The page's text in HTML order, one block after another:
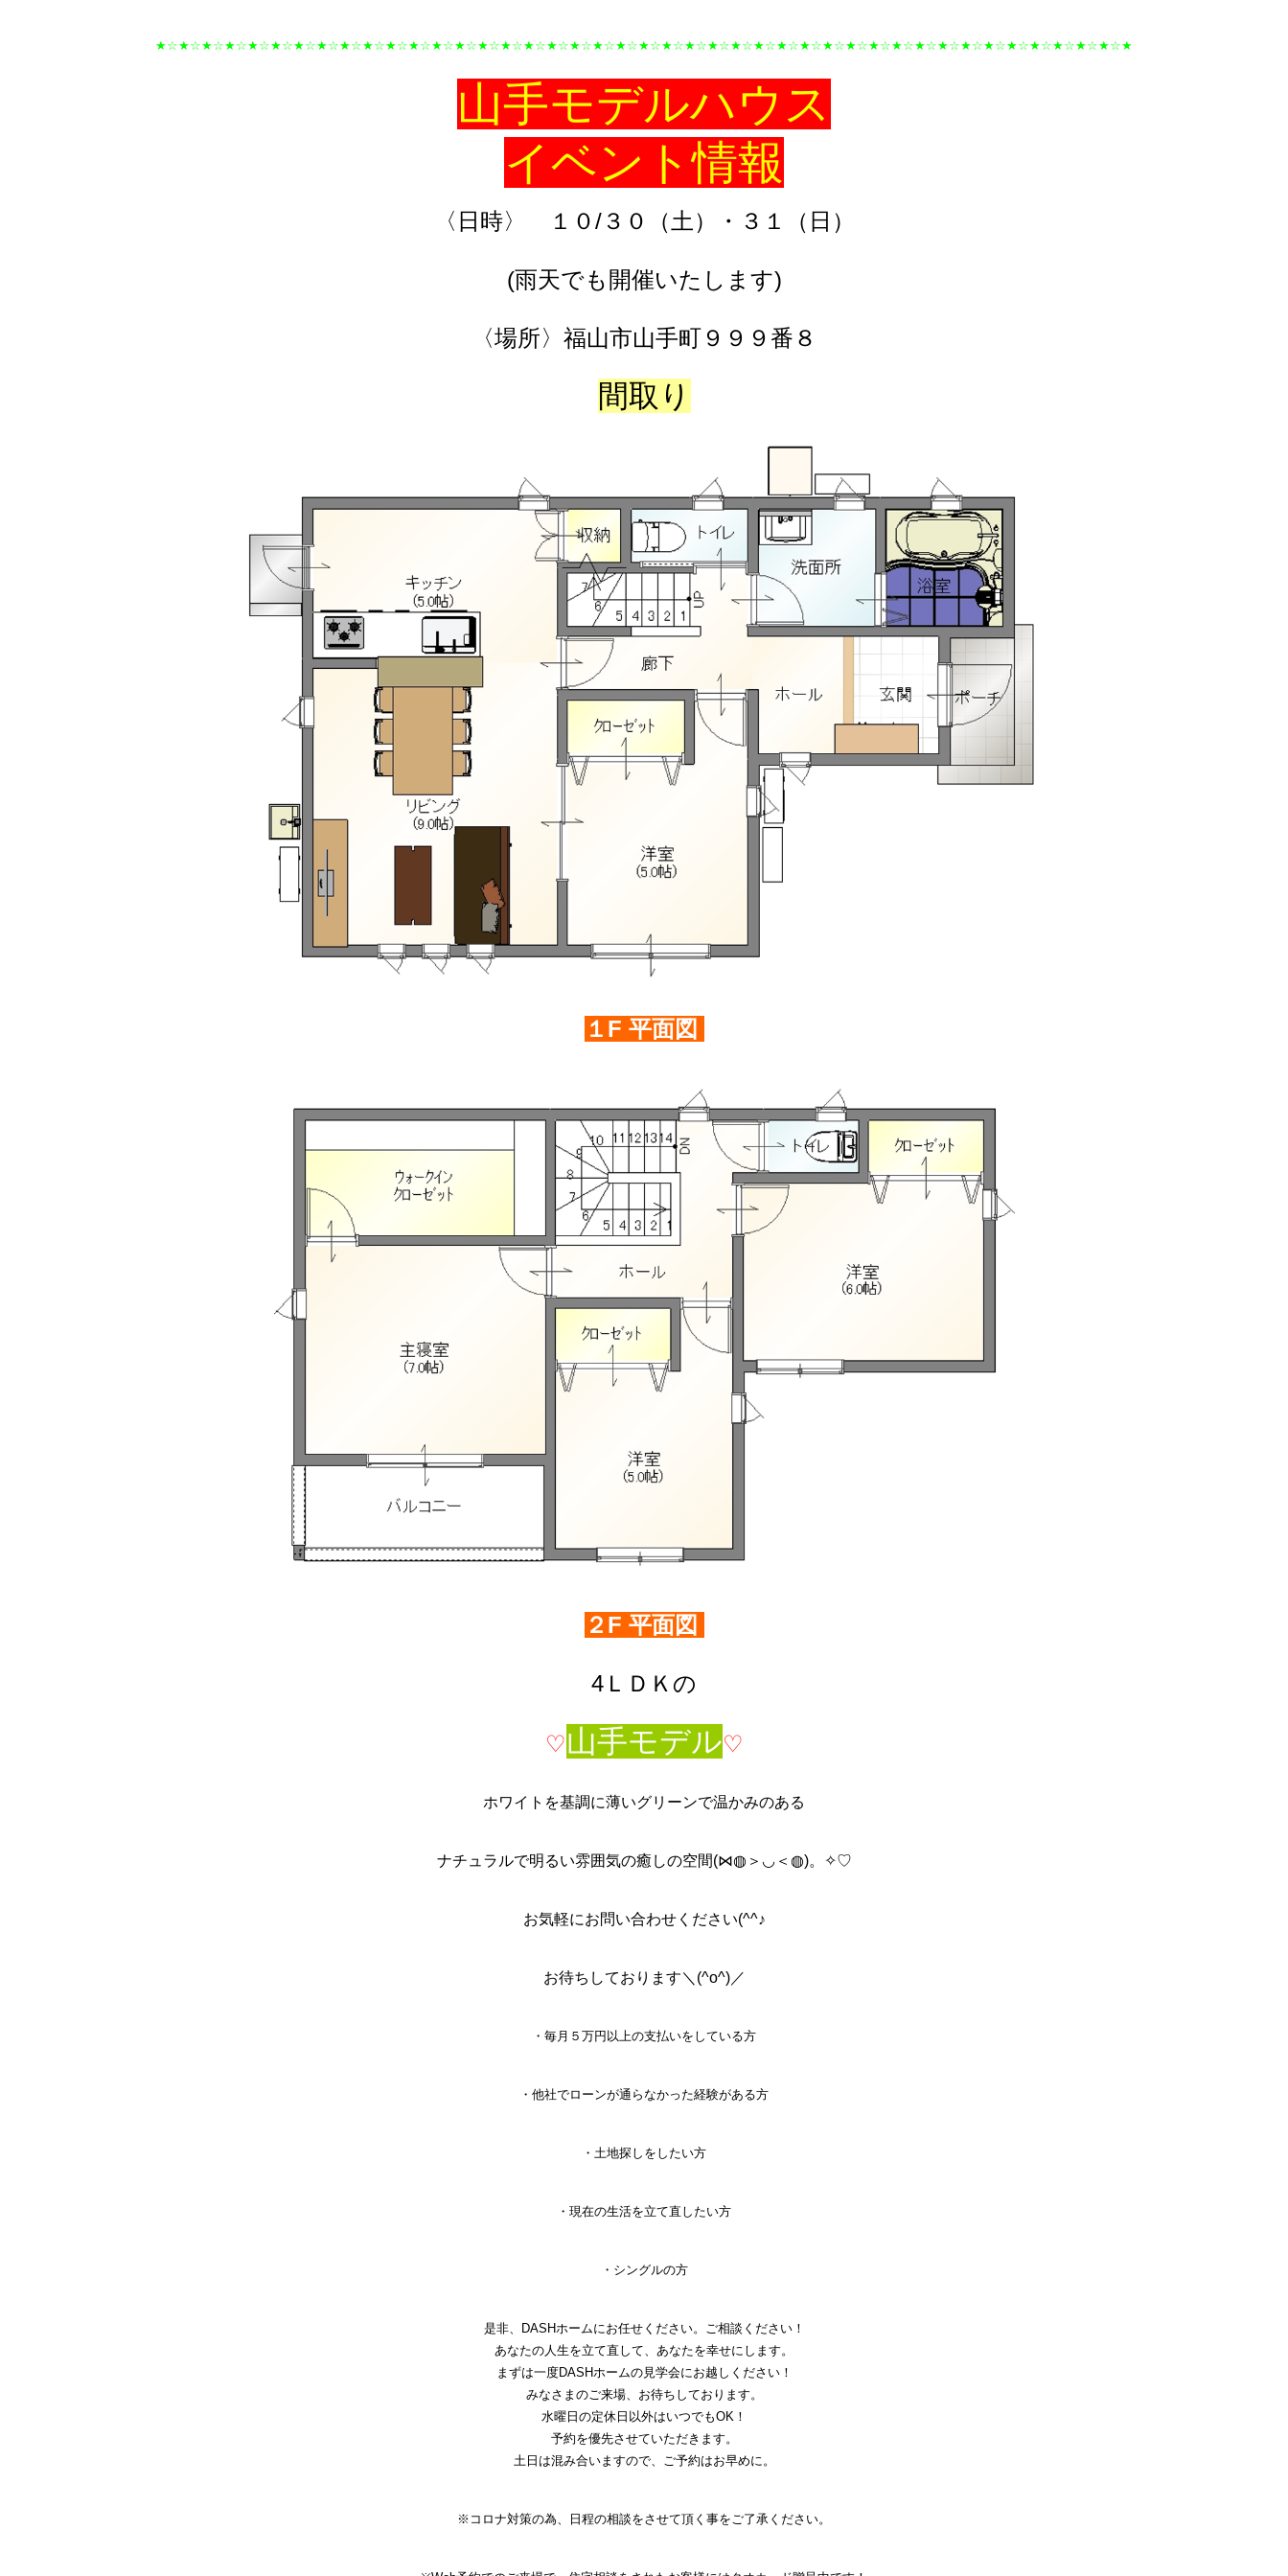
★☆★☆★☆★☆★☆★☆★☆★☆★☆★☆★☆★☆★☆★☆★☆★☆★☆★☆★☆★☆★☆★☆★☆★☆★☆★☆★☆★☆★☆★☆★☆★☆★☆★☆★☆★☆★☆★☆★☆★☆★☆★☆★
山手モデルハウス
イベント情報
〈日時〉 １０/３０（土）・３１（日）
(雨天でも開催いたします)
〈場所〉福山市山手町９９９番８
間取り
１F 平面図
２F 平面図
4ＬＤＫの
♡山手モデル♡
ホワイトを基調に薄いグリーンで温かみのある
ナチュラルで明るい雰囲気の癒しの空間(⋈◍＞◡＜◍)。✧♡
お気軽にお問い合わせください(^^♪
お待ちしております＼(^o^)／
・毎月５万円以上の支払いをしている方
・他社でローンが通らなかった経験がある方
・土地探しをしたい方
・現在の生活を立て直したい方
・シングルの方
是非、DASHホームにお任せください。ご相談ください！
あなたの人生を立て直して、あなたを幸せにします。
まずは一度DASHホームの見学会にお越しください！
みなさまのご来場、お待ちしております。
水曜日の定休日以外はいつでもOK！
予約を優先させていただきます。
土日は混み合いますので、ご予約はお早めに。
※コロナ対策の為、日程の相談をさせて頂く事をご了承ください。